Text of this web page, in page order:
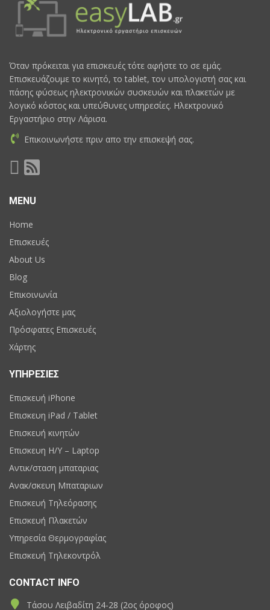
Όταν πρόκειται για επισκευές τότε αφήστε το σε εμάς.
Επισκευάζουμε το κινητό, το tablet, τον υπολογιστή σας και
πάσης φύσεως ηλεκτρονικών συσκευών και πλακετών με
λογικό κόστος και υπεύθυνες υπηρεσίες. Ηλεκτρονικό
Εργαστήριο στην Λάρισα.
Επικοινωνήστε πριν απο την επισκεψή σας.
MENU
Home
Επισκευές
About Us
Blog
Επικοινωνία
Αξιολογήστε μας
Πρόσφατες Επισκευές
Χάρτης
ΥΠΗΡΕΣΙΕΣ
Επισκευή iPhone
Επισκευη iPad / Tablet
Επισκευή κινητών
Επισκευη H/Y – Laptop
Αντικ/σταση μπαταριας
Ανακ/σκευη Μπαταριων
Επισκευή Τηλεόρασης
Επισκευή Πλακετών
Υπηρεσία Θερμογραφίας
Επισκευή Τηλεκοντρόλ
CONTACT INFO
Τάσου Λειβαδίτη 24-28 (2ος όροφος)